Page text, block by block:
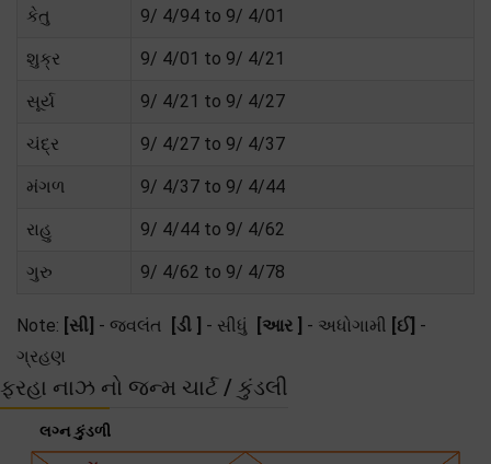
કેતુ 9/ 4/94 to 9/ 4/01
શુક્ર 9/ 4/01 to 9/ 4/21
સૂર્ય 9/ 4/21 to 9/ 4/27
ચંદ્ર 9/ 4/27 to 9/ 4/37
મંગળ 9/ 4/37 to 9/ 4/44
રાહુ 9/ 4/44 to 9/ 4/62
ગુરુ 9/ 4/62 to 9/ 4/78
Note: [સી] - જ્વલંત [ડી ] - સીધું [આર ] - અધોગામી [ઈ] -
ગ્રહણ
ફરહા નાઝ નો જન્મ ચાર્ટ / કુંડલી